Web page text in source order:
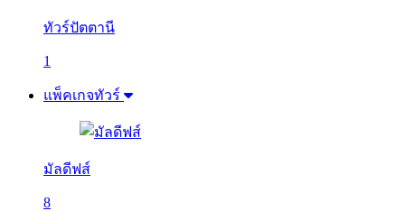
ทัวร์ปัตตานี
1
แพ็คเกจทัวร์
มัลดีฟส์
8